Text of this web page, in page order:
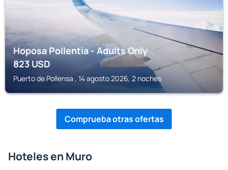
Hoposa Pollentia - Adults Only
823USD
Puerto de Pollensa , 14 agosto 2026, 2 noches
Comprueba otras ofertas
Hoteles en Muro